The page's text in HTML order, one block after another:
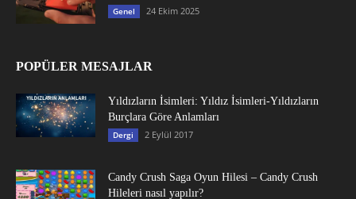
Genel 24 Ekim 2025
POPÜLER MESAJLAR
Yıldızların İsimleri: Yıldız İsimleri-Yıldızların
Burçlara Göre Anlamları
Dergi 2 Eylül 2017
Candy Crush Saga Oyun Hilesi – Candy Crush
Hileleri nasıl yapılır?